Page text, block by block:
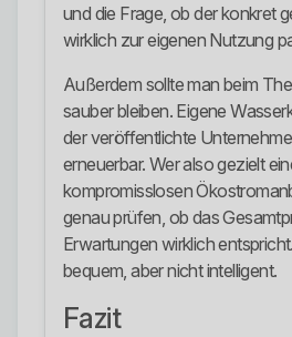
und die Frage, ob der konkret
wirklich zur eigenen Nutzung
Außerdem sollte man beim
sauber bleiben. Eigene
der veröffentlichte
erneuerbar. Wer also gezielt
kompromisslosen
genau prüfen, ob das
Erwartungen wirklich
bequem, aber nicht intelligent.
Fazit